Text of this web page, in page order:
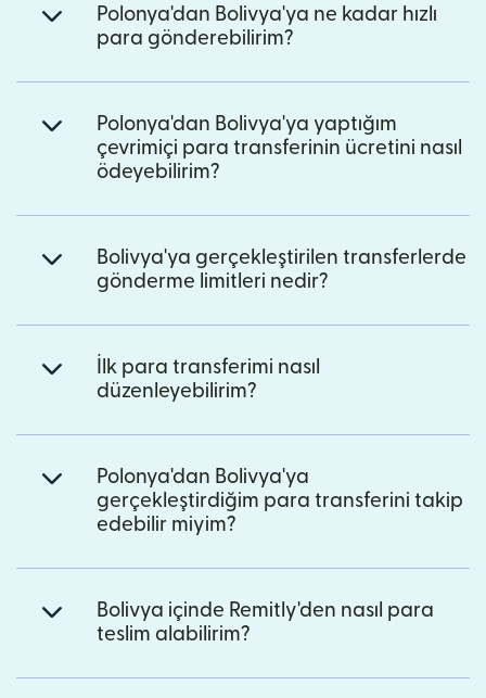
Polonya'dan Bolivya'ya ne kadar hızlı
para gönderebilirim?
Polonya'dan Bolivya'ya yaptığım
çevrimiçi para transferinin ücretini nasıl
ödeyebilirim?
Bolivya'ya gerçekleştirilen transferlerde
gönderme limitleri nedir?
İlk para transferimi nasıl
düzenleyebilirim?
Polonya'dan Bolivya'ya
gerçekleştirdiğim para transferini takip
edebilir miyim?
Bolivya içinde Remitly'den nasıl para
teslim alabilirim?